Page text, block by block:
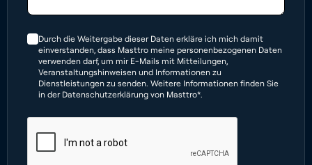
Durch die Weitergabe dieser Daten erkläre ich mich damit
einverstanden, dass Masttro meine personenbezogenen Daten
verwenden darf, um mir E-Mails mit Mitteilungen,
Veranstaltungshinweisen und Informationen zu
Dienstleistungen zu senden. Weitere Informationen finden Sie
in der Datenschutzerklärung von Masttro*.